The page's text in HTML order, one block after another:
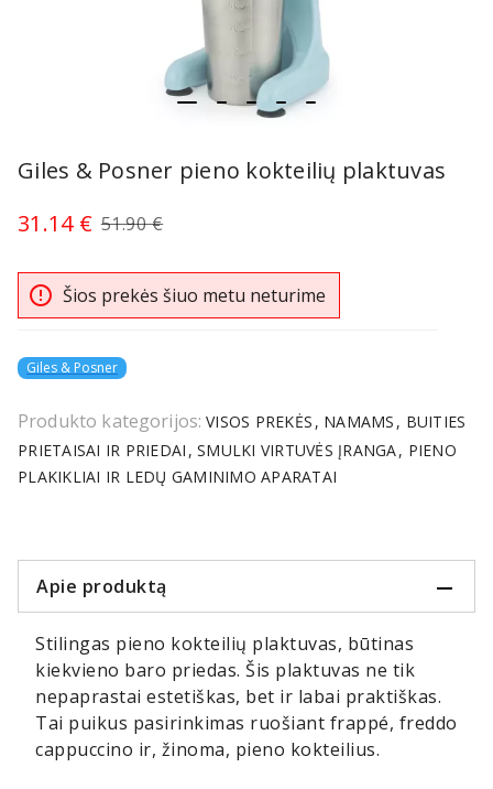
itemitemitem
Giles & Posner pieno kokteilių plaktuvas
31.14 € 51.90 €
error_outline Šios prekės šiuo metu neturime
Giles & Posner
Produkto kategorijos: VISOS PREKĖS NAMAMS BUITIES
PRIETAISAI IR PRIEDAI SMULKI VIRTUVĖS ĮRANGA PIENO
PLAKIKLIAI IR LEDŲ GAMINIMO APARATAI
Apie produktą
Stilingas pieno kokteilių plaktuvas, būtinas
kiekvieno baro priedas. Šis plaktuvas ne tik
nepaprastai estetiškas, bet ir labai praktiškas.
Tai puikus pasirinkimas ruošiant frappé, freddo
cappuccino ir, žinoma, pieno kokteilius.